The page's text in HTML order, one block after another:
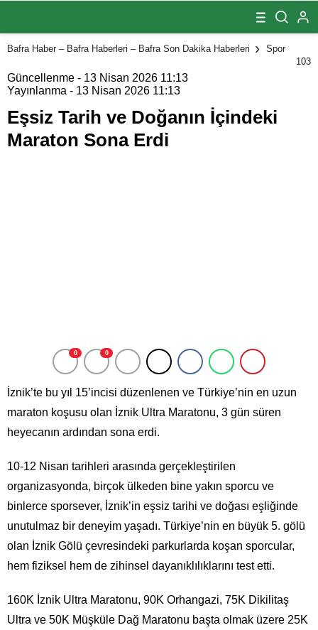
İçindeki
Maraton Sona
Erdi
Bafra Haber – Bafra Haberleri – Bafra Son Dakika Haberleri
Spor
103
Güncellenme - 13 Nisan 2026 11:13
Yayınlanma - 13 Nisan 2026 11:13
Eşsiz Tarih ve Doğanın İçindeki
Maraton Sona Erdi
0 0
İznik’te bu yıl 15’incisi düzenlenen ve Türkiye’nin en uzun
maraton koşusu olan İznik Ultra Maratonu, 3 gün süren
heyecanın ardından sona erdi.
10-12 Nisan tarihleri arasında gerçekleştirilen
organizasyonda, birçok ülkeden bine yakın sporcu ve
binlerce sporsever, İznik’in eşsiz tarihi ve doğası eşliğinde
unutulmaz bir deneyim yaşadı. Türkiye’nin en büyük 5. gölü
olan İznik Gölü çevresindeki parkurlarda koşan sporcular,
hem fiziksel hem de zihinsel dayanıklılıklarını test etti.
160K İznik Ultra Maratonu, 90K Orhangazi, 75K Dikilitaş
Ultra ve 50K Müşküle Dağ Maratonu başta olmak üzere 25K